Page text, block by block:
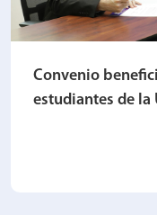
Convenio
estudiantes de la